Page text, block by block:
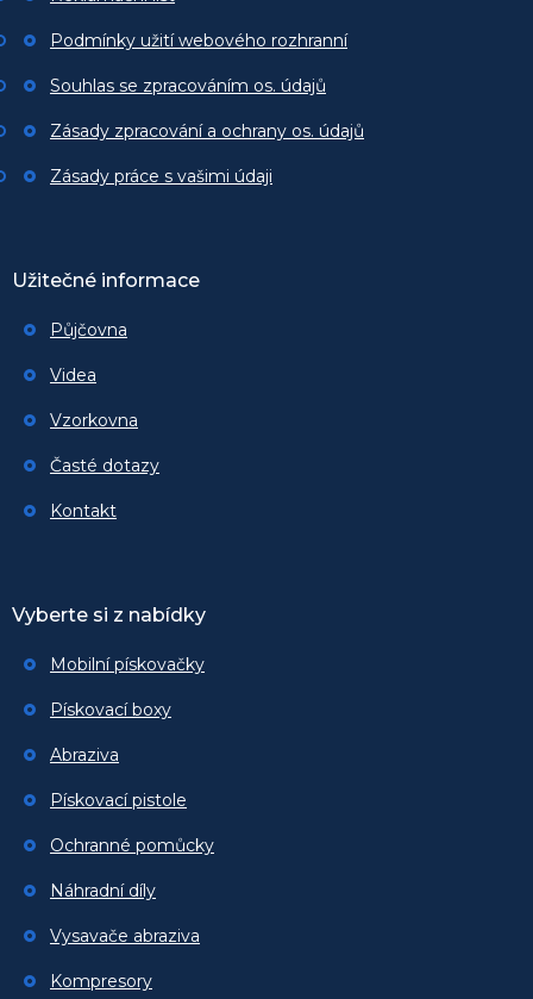
Podmínky užití webového rozhranní
Souhlas se zpracováním os. údajů
Zásady zpracování a ochrany os. údajů
Zásady práce s vašimi údaji
Užitečné informace
Půjčovna
Videa
Vzorkovna
Časté dotazy
Kontakt
Vyberte si z nabídky
Mobilní pískovačky
Pískovací boxy
Abraziva
Pískovací pistole
Ochranné pomůcky
Náhradní díly
Vysavače abraziva
Kompresory